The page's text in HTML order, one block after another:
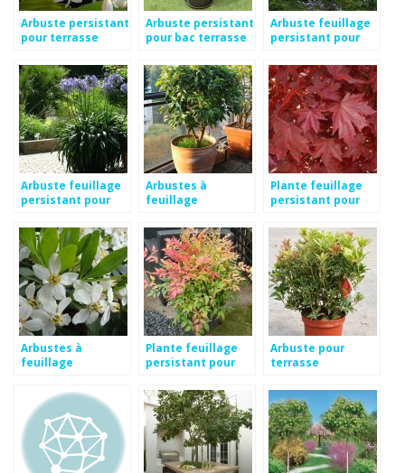
Arbuste persistant
pour terrasse
Arbuste persistant
pour bac terrasse
Arbuste feuillage
persistant pour
Arbuste feuillage
persistant pour
Arbustes à
feuillage
terrasse
Plante feuillage
persistant pour
Arbustes à
feuillage
terrasse
Plante feuillage
persistant pour
Arbuste pour
terrasse